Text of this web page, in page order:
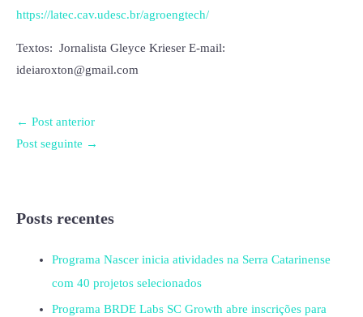
https://latec.cav.udesc.br/agroengtech/
Textos: Jornalista Gleyce Krieser E-mail:
ideiaroxton@gmail.com
← Post anterior
Post seguinte →
Posts recentes
Programa Nascer inicia atividades na Serra Catarinense
com 40 projetos selecionados
Programa BRDE Labs SC Growth abre inscrições para